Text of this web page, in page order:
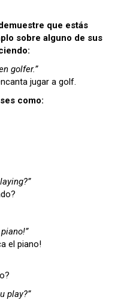
que estás
sobre alguno de sus
golfer.”
jugar a golf.
como:
el piano!
play?”